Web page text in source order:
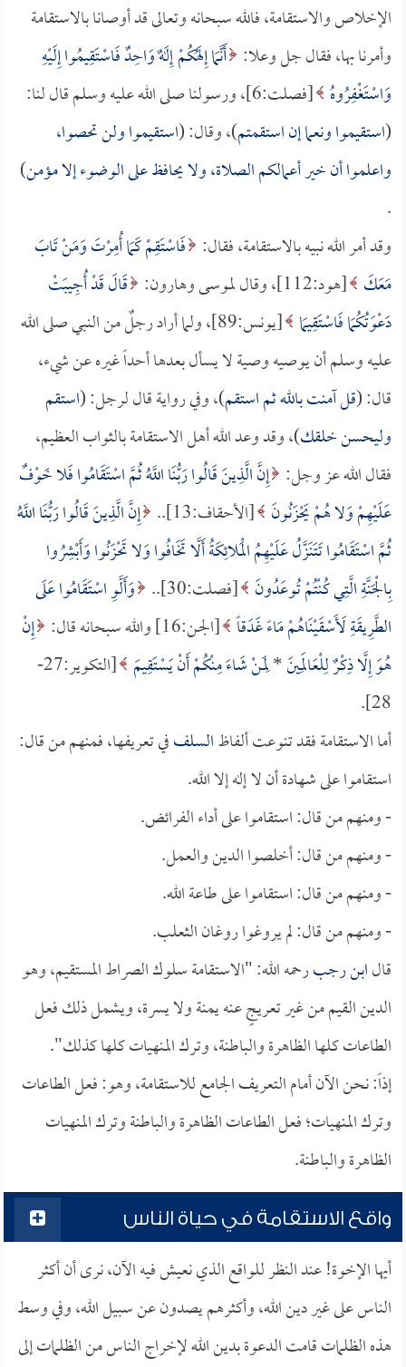
الإخلاص والاستقامة، فالله سبحانه وتعالى قد أوصانا بالاستقامة
وأمرنا بها، فقال جل وعلا: أَنَّمَا إِلَهُكُمْ إِلَهٌ وَاحِدٌ فَاسْتَقِيمُوا إِلَيْهِ
وَاسْتَغْفِرُوهُ
[فصلت:6]، ورسولنا صلى الله عليه وسلم قال لنا:
(استقيموا ونعما إن استقمتم)، وقال: (استقيموا ولن تحصوا،
واعلموا أن خير أعمالكم الصلاة، ولا يحافظ على الوضوء إلا مؤمن)
.
وقد أمر الله نبيه بالاستقامة، فقال: فَاسْتَقِمْ كَمَا أُمِرْتَ وَمَنْ تَابَ
مَعَكَ [هود:112]، وقال لموسى وهارون:
قَالَ قَدْ أُجِيبَتْ
دَعْوَتُكُمَا فَاسْتَقِيمَا
[يونس:89]، ولما أراد رجلٌ من النبي صلى الله
عليه وسلم أن يوصيه وصية لا يسأل بعدها أحداً غيره عن شيء،
قال: (قل آمنت بالله ثم استقم)، وفي رواية قال لرجل: (استقم
وليحسن خلقك)، وقد وعد الله أهل الاستقامة بالثواب العظيم،
فقال الله عز وجل: إِنَّ الَّذِينَ قَالُوا رَبُّنَا اللَّهُ ثُمَّ اسْتَقَامُوا فَلا خَوْفٌ
عَلَيْهِمْ وَلا هُمْ يَحْزَنُونَ [الأحقاف:13]..
إِنَّ الَّذِينَ قَالُوا رَبُّنَا اللَّهُ
ثُمَّ اسْتَقَامُوا تَتَنَزَّلُ عَلَيْهِمُ الْمَلائِكَةُ أَلَّا تَخَافُوا وَلا تَحْزَنُوا وَأَبْشِرُوا
بِالْجَنَّةِ الَّتِي كُنْتُمْ تُوعَدُونَ [فصلت:30]..
وَأَلَّوِ اسْتَقَامُوا عَلَى
الطَّرِيقَةِ لَأَسْقَيْنَاهُمْ مَاءً غَدَقاً [الجـن:16] والله سبحانه قال:
إِنْ
هُوَ إِلَّا ذِكْرٌ لِلْعَالَمِينَ*لِمَنْ شَاءَ مِنْكُمْ أَنْ يَسْتَقِيمَ
[التكوير:27-
28].
أما الاستقامة فقد تنوعت ألفاظالسلففي تعريفها، فمنهم من قال:
استقاموا على شهادة أن لا إله إلا الله.
- ومنهم من قال: استقاموا على أداء الفرائض.
- ومنهم من قال: أخلصوا الدين والعمل.
- ومنهم من قال: استقاموا على طاعة الله.
- ومنهم من قال: لم يروغوا روغان الثعلب.
قالابن رجبرحمه الله: "الاستقامة سلوك الصراط المستقيم، وهو
الدين القيم من غير تعريجٍ عنه يمنة ولا يسرة، ويشمل ذلك فعل
الطاعات كلها الظاهرة والباطنة، وترك المنهيات كلها كذلك".
إذاً: نحن الآن أمام التعريف الجامع للاستقامة، وهو: فعل الطاعات
وترك المنهيات؛ فعل الطاعات الظاهرة والباطنة وترك المنهيات
الظاهرة والباطنة.
واقع الاستقامة في حياة الناس
أيها الإخوة! عند النظر للواقع الذي نعيش فيه الآن، نرى أن أكثر
الناس على غير دين الله، وأكثرهم يصدون عن سبيل الله، وفي وسط
هذه الظلمات قامت الدعوة بدين الله لإخراج الناس من الظلمات إلى